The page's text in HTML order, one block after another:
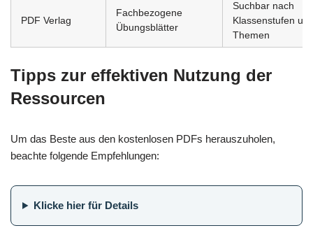
PDF Verlag
Fachbezogene
Übungsblätter
Suchbar nach
Klassenstufen
Themen
Tipps zur effektiven Nutzung der
Ressourcen
Um das Beste aus den kostenlosen PDFs herauszuholen,
beachte folgende Empfehlungen:
Klicke hier für Details